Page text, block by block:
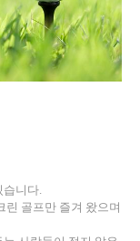
습니다
린 골프만 즐겨 왔으며